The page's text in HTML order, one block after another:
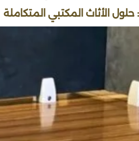
الأثاث المكتبي المتكاملة